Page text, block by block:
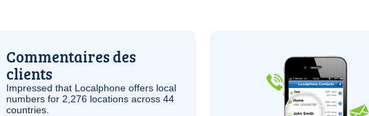
Commentaires des
clients
Impressed that Localphone offers local
numbers for 2,276 locations across 44
countries.